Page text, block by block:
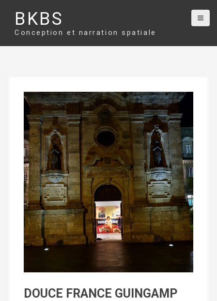
contenu
principal
BKBS
Conception et narration spatiale
DOUCE FRANCE GUINGAMP